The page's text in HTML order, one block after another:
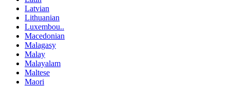
Latvian
Lithuanian
Luxembou..
Macedonian
Malagasy
Malay
Malayalam
Maltese
Maori